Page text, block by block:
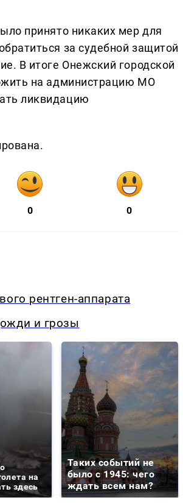
принято никаких мер для
за судебной защитой
В итоге Онежский городской
на администрацию МО
ликвидацию
0 0
рентген-аппарата
и грозы
на
здесь
Таких событий не
было с 1945: чего
ждать всем нам?